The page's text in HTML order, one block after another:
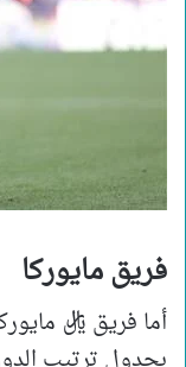
فريق مايوركا
أما فريق ريال